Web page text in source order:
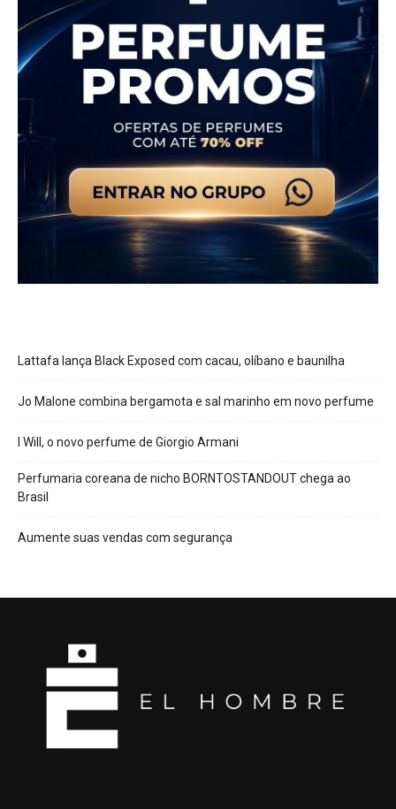
Lattafa lança Black Exposed com cacau, olíbano e baunilha
Jo Malone combina bergamota e sal marinho em novo perfume
I Will, o novo perfume de Giorgio Armani
Perfumaria coreana de nicho BORNTOSTANDOUT chega ao
Brasil
Aumente suas vendas com segurança